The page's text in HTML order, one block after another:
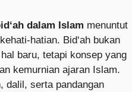
dalam Islam menuntut
hatian. Bid‘ah bukan
baru, tetapi konsep yang
kemurnian ajaran Islam.
dalil, serta pandangan